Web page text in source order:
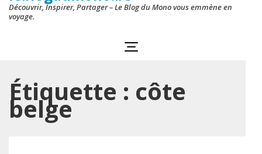
Découvrir, Inspirer, Partager – Le Blog du Mono vous emmène en
voyage.
Étiquette : côte
belge